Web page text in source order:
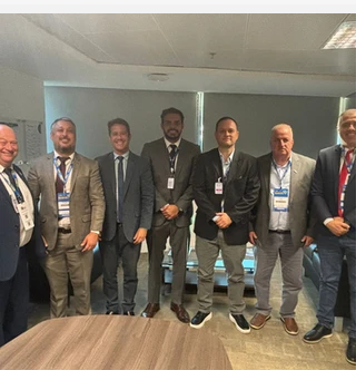
em defesa dos produtores rurais que
enfrentam dificuldades financeiras
agravadas pelos eventos climáticos dos
últimos anos. Durante a reunião ordinária
entidade, que será realizada na próxima
sexta-feira (26), em Herval, os prefeitos dos
23 municípios integrantes da associação
deverão analisar e assinar uma moção de
apoio à securitização das dívidas rurais. A
iniciativa foi proposta pelo